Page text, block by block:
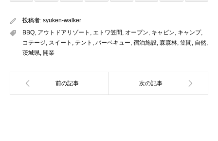
投稿者: syuken-walker
BBQ, アウトドアリゾート , エトワ笠間, オープン, キャビン, キャンプ,
コテージ, スイート , テント , バーベキュー, 宿泊施設, 森森林, 笠間, 自然,
茨城県, 開業